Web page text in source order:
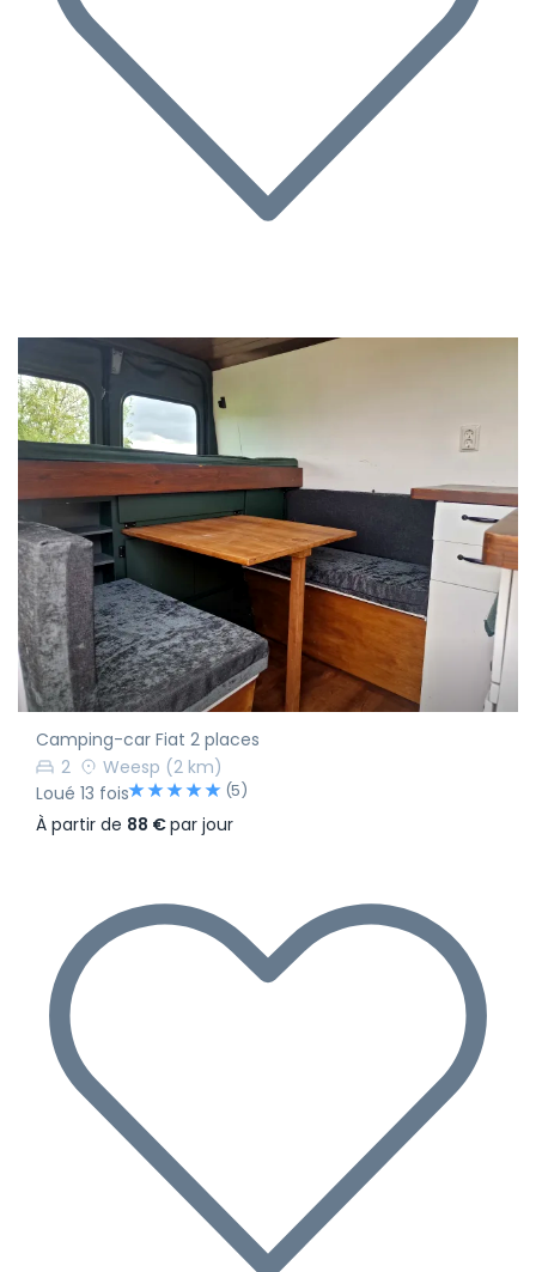
Camping-car Fiat 2 places
2
Weesp (2 km)
Loué 13 fois
(5)
À partir de 88 €par jour